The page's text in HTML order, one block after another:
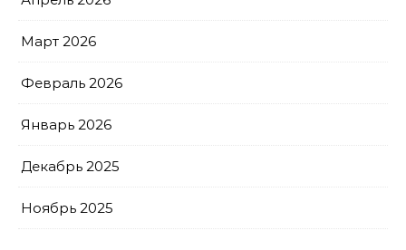
Март 2026
Февраль 2026
Январь 2026
Декабрь 2025
Ноябрь 2025